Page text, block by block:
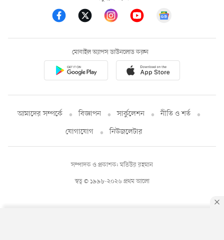
মোবাইল অ্যাপস ডাউনলোড করুন
আমাদের সম্পর্কে বিজ্ঞাপন সার্কুলেশন
নীতি ও শর্ত
যোগাযোগ
নিউজলেটার
স্বত্ব © ১৯৯৮-২০২৬ প্রথম আলো
সম্পাদক ও প্রকাশক: মতিউর রহমান